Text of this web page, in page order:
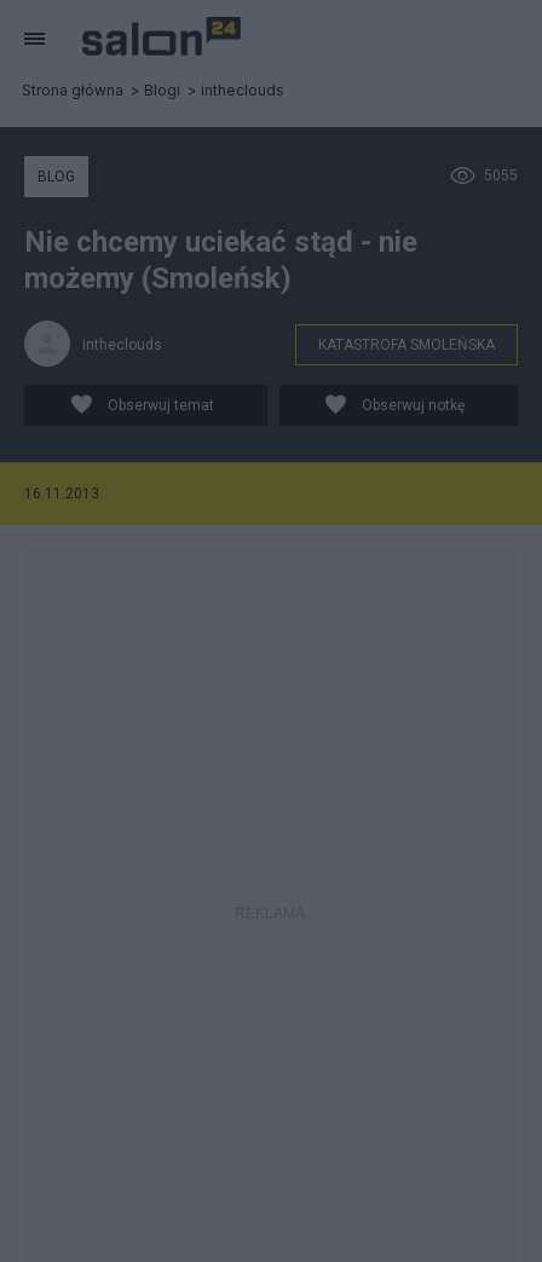
Strona główna Blogi intheclouds
5055
BLOG
Nie chcemy uciekać stąd - nie
możemy (Smoleńsk)
intheclouds KATASTROFA SMOLEŃSKA
Obserwuj temat Obserwuj notkę
16.11.2013